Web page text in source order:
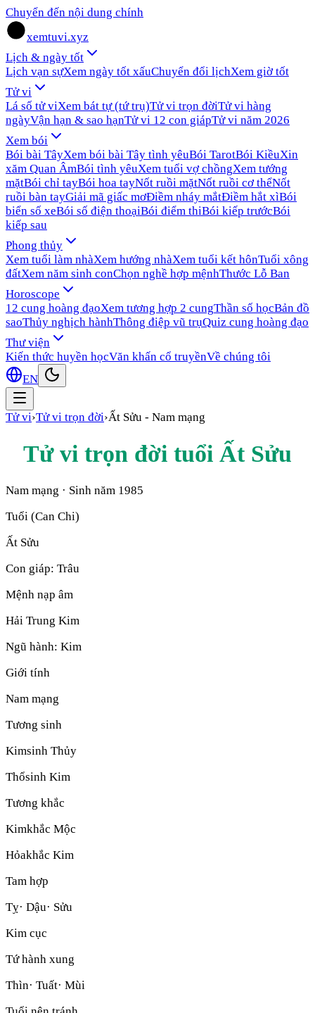
Chuyển đến nội dung chính
xemtuvi.xyz
Lịch & ngày tốt
Lịch vạn sựXem ngày tốt xấuChuyển đổi lịchXem giờ tốt
Tử vi
Lá số tử viXem bát tự (tứ trụ)Tử vi trọn đờiTử vi hàng
ngàyVận hạn & sao hạnTử vi 12 con giápTử vi năm 2026
Xem bói
Bói bài TâyXem bói bài Tây tình yêuBói TarotBói KiềuXin
xăm Quan ÂmBói tình yêuXem tuổi vợ chồngXem tướng
mặtBói chỉ tayBói hoa tayNốt ruồi mặtNốt ruồi cơ thểNốt
ruồi bàn tayGiải mã giấc mơĐiềm nháy mắtĐiềm hắt xìBói
biển số xeBói số điện thoạiBói điểm thiBói kiếp trướcBói
kiếp sau
Phong thủy
Xem tuổi làm nhàXem hướng nhàXem tuổi kết hônTuổi xông
đấtXem năm sinh conChọn nghề hợp mệnhThước Lỗ Ban
Horoscope
12 cung hoàng đạoXem tương hợp 2 cungThần số họcBản đồ
saoThủy nghịch hànhThông điệp vũ trụQuiz cung hoàng đạo
Thư viện
Kiến thức huyền họcVăn khấn cổ truyềnVề chúng tôi
EN
Tử vi›Tử vi trọn đời›Ất Sửu - Nam mạng
Tử vi trọn đời tuổi Ất Sửu
Nam mạng · Sinh năm 1985
Tuổi (Can Chi)
Ất Sửu
Con giáp: Trâu
Mệnh nạp âm
Hải Trung Kim
Ngũ hành: Kim
Giới tính
Nam mạng
Tương sinh
Kimsinh Thủy
Thổsinh Kim
Tương khắc
Kimkhắc Mộc
Hỏakhắc Kim
Tam hợp
Tỵ· Dậu· Sửu
Kim cục
Tứ hành xung
Thìn· Tuất· Mùi